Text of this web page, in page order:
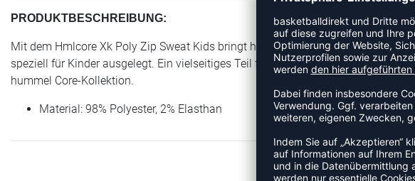
PRODUKTBESCHREIBUNG:
Mit dem Hmlcore Xk Poly Zip Sweat Kids bringt hummel einen Artikel der
speziell für Kinder ausgelegt. Ein vielseitiges Teil für Training, Aufwärmen oder
hummel Core-Kollektion.
Material: 98% Polyester, 2% Elasthan